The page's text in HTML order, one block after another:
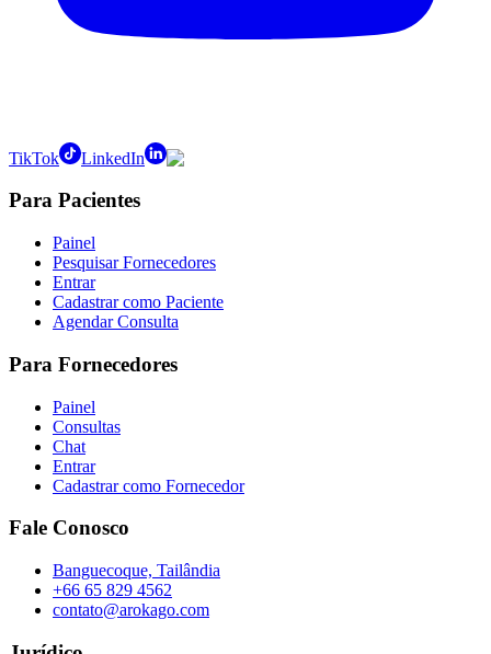
TikTok LinkedIn
Para Pacientes
Painel
Pesquisar Fornecedores
Entrar
Cadastrar como Paciente
Agendar Consulta
Para Fornecedores
Painel
Consultas
Chat
Entrar
Cadastrar como Fornecedor
Fale Conosco
Banguecoque, Tailândia
+66 65 829 4562
contato@arokago.com